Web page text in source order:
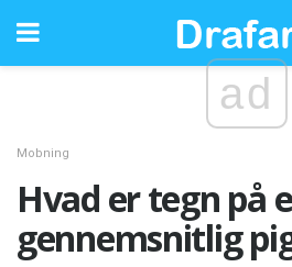
ad
Mobning
Hvad er tegn på
gennemsnitlig